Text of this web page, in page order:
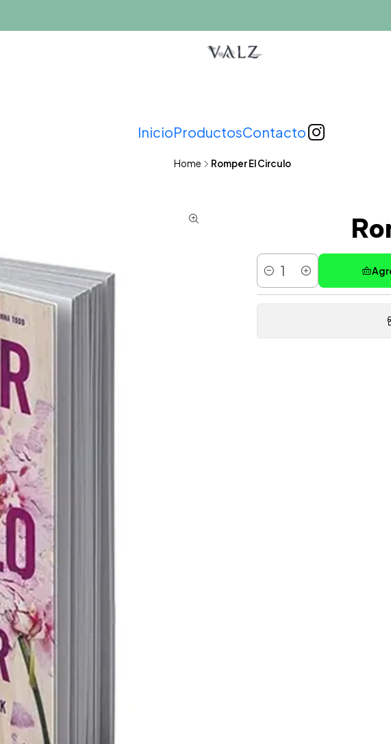
InicioProductosContacto
Home Romper El Circulo
Cantidad